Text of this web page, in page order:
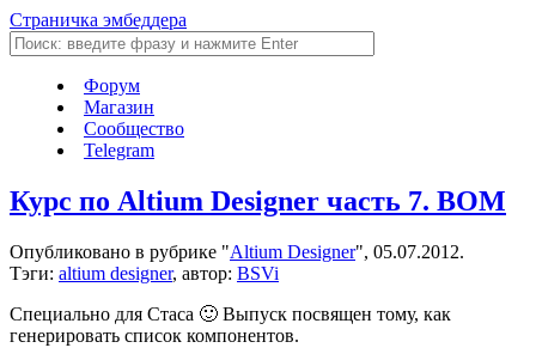
Страничка эмбеддера
Форум
Магазин
Сообщество
Telegram
Курс по Altium Designer часть 7. BOM
Опубликовано в рубрике "Altium Designer", 05.07.2012.
Тэги: altium designer, автор: BSVi
Специально для Стаса 🙂 Выпуск посвящен тому, как
генерировать список компонентов.